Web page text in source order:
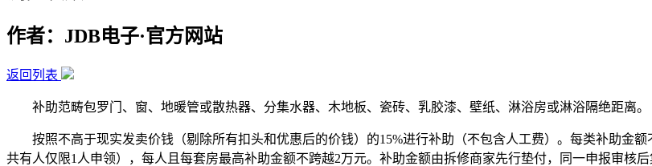
作者：JDB电子·官方网站
返回列表
补助范畴包罗门、窗、地暖管或散热器、分集水器、木地板、瓷砖、乳胶漆、壁纸、淋浴房或淋浴隔绝距离。
按照不高于现实发卖价钱（剔除所有扣头和优惠后的价钱）的15%进行补助（不包含人工费）。每类补助金额
共有人仅限1人申领），每人且每套房最高补助金额不跨越2万元。补助金额由拆修商家先行垫付，同一申报审核